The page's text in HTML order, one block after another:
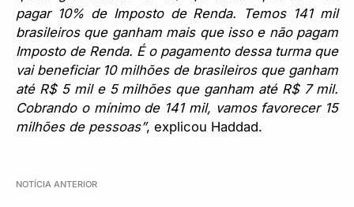
pagar 10% de Imposto de Renda. Temos 141 mil
brasileiros que ganham mais que isso e não pagam
Imposto de Renda. É o pagamento dessa turma que
vai beneficiar 10 milhões de brasileiros que ganham
até R$ 5 mil e 5 milhões que ganham até R$ 7 mil.
Cobrando o mínimo de 141 mil, vamos favorecer 15
milhões de pessoas”, explicou Haddad.
NOTÍCIA ANTERIOR